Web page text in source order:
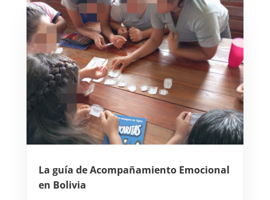
La guía de Acompañamiento Emocional
en Bolivia